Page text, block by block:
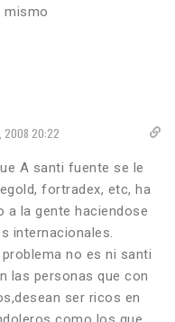
mismo
2008 20:22
A santi fuente se le
fortradex, etc, ha
a la gente haciendose
internacionales.
no es ni santi
las personas que con
ser ricos en